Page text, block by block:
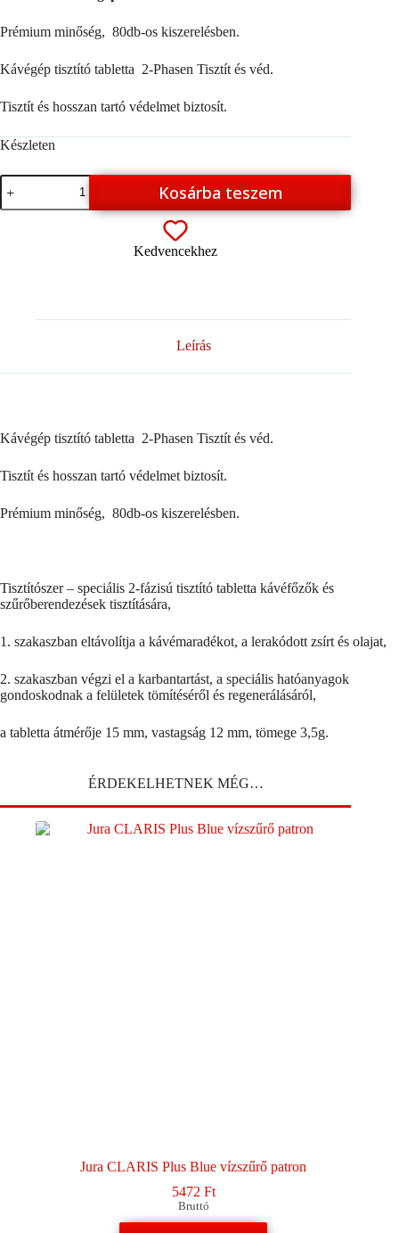
Prémium minőség, 80db-os kiszerelésben.
Kávégép tisztító tabletta 2-Phasen Tisztít és véd.
Tisztít és hosszan tartó védelmet biztosít.
Készleten
80db
Kávégép
tisztító
mennyiség
Kosárba teszem
Kedvencekhez
Leírás
Kávégép tisztító tabletta 2-Phasen Tisztít és véd.
Tisztít és hosszan tartó védelmet biztosít.
Prémium minőség, 80db-os kiszerelésben.
Tisztítószer – speciális 2-fázisú tisztító tabletta kávéfőzők és
szűrőberendezések tisztítására,
1. szakaszban eltávolítja a kávémaradékot, a lerakódott zsírt és olajat,
2. szakaszban végzi el a karbantartást, a speciális hatóanyagok
gondoskodnak a felületek tömítéséről és regenerálásáról,
a tabletta átmérője 15 mm, vastagság 12 mm, tömege 3,5g.
ÉRDEKELHETNEK MÉG…
Jura CLARIS Plus Blue vízszűrő patron
5472 Ft
Bruttó